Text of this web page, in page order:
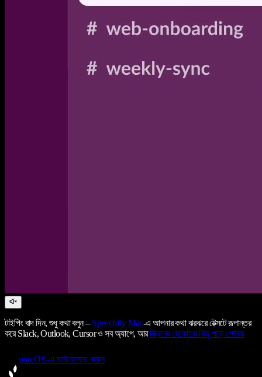
টাইপিং বাদ দিন, শুধু কথা বলুন – Speechify Mac-এ আপনার কথা ঝরঝরে টেক্সটে রূপান্তর
করে Slack, Outlook, Cursor ও সব অ্যাপে, আরস্ক্রিনের যেকোনো কিছু পড়ে শোনায়
macOS-এ ডাউনলোড করুন